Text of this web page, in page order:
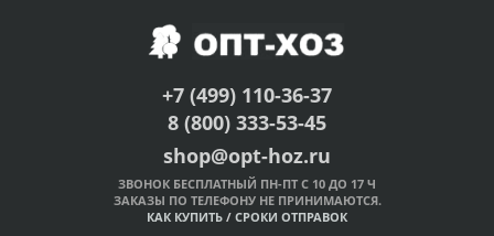
+7 (499) 110-36-37
8 (800) 333-53-45
shop@opt-hoz.ru
ЗВОНОК БЕСПЛАТНЫЙ ПН-ПТ С 10 ДО 17 Ч
ЗАКАЗЫ ПО ТЕЛЕФОНУ НЕ ПРИНИМАЮТСЯ.
КАК КУПИТЬ / СРОКИ ОТПРАВОК